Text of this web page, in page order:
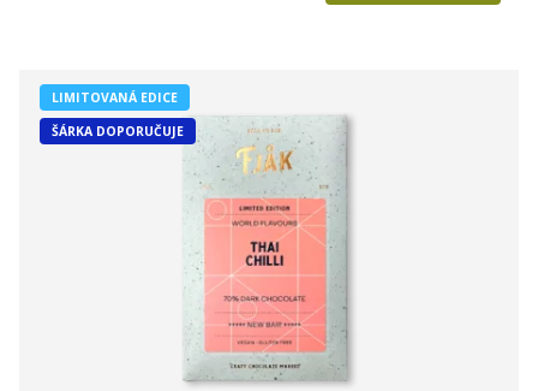
LIMITOVANÁ EDICE
ŠÁRKA DOPORUČUJE